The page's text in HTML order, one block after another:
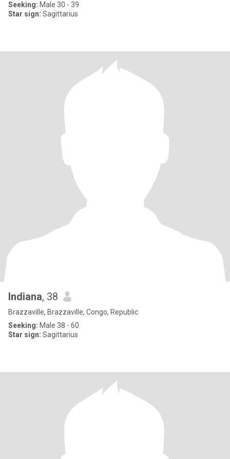
Seeking: Male 30 - 39
Star sign: Sagittarius
Indiana, 38
Brazzaville, Brazzaville, Congo, Republic
Seeking: Male 38 - 60
Star sign: Sagittarius